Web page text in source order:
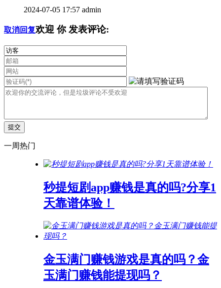
2024-07-05 17:57 admin
取消回复欢迎 你发表评论:
一周热门
秒提短剧app赚钱是真的吗?分享1
天靠谱体验！
金玉满门赚钱游戏是真的吗？金
玉满门赚钱能提现吗？